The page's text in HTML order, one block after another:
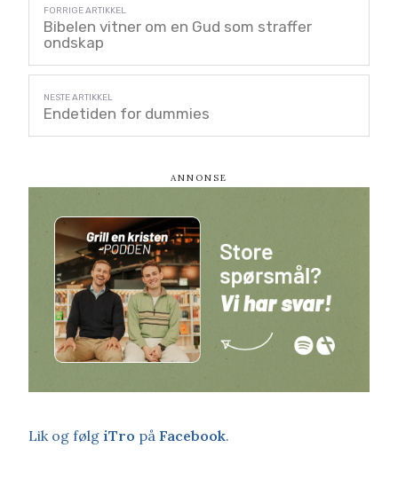
Bibelen vitner om en Gud som straffer
ondskap
Endetiden for dummies
Lik og følg iTro på Facebook.